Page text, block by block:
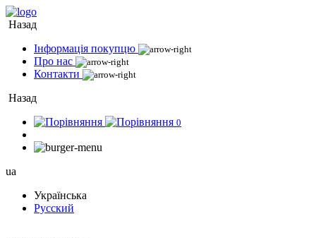
Назад
Інформація покупцю
Про нас
Контакти
Назад
0
ua
Українська
Русский